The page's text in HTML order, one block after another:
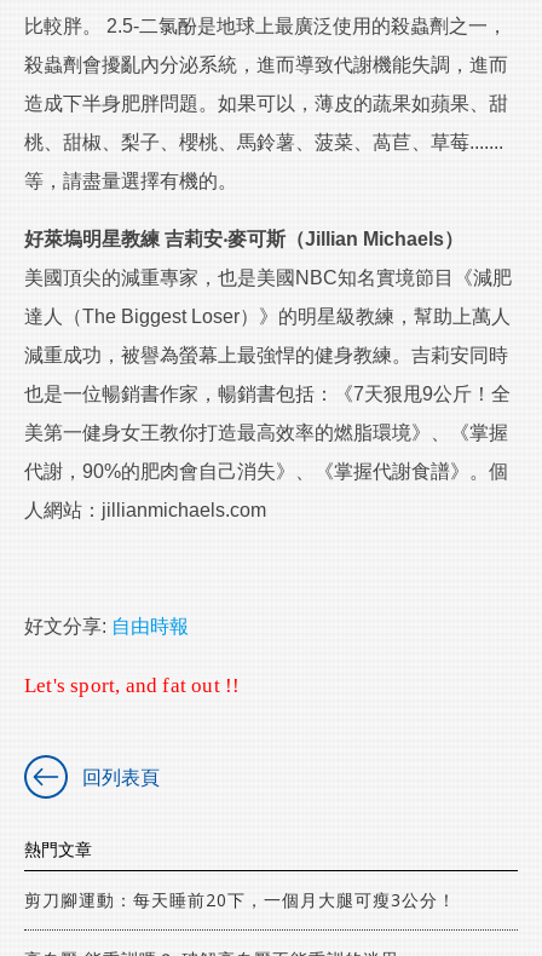
比較胖。 2.5-二氯酚是地球上最廣泛使用的殺蟲劑之一，
殺蟲劑會擾亂內分泌系統，進而導致代謝機能失調，進而
造成下半身肥胖問題。如果可以，薄皮的蔬果如蘋果、甜
桃、甜椒、梨子、櫻桃、馬鈴薯、菠菜、萵苣、草莓.......
等，請盡量選擇有機的。
好萊塢明星教練 吉莉安‧麥可斯（Jillian Michaels）
美國頂尖的減重專家，也是美國NBC知名實境節目《減肥
達人（The Biggest Loser）》的明星級教練，幫助上萬人
減重成功，被譽為螢幕上最強悍的健身教練。吉莉安同時
也是一位暢銷書作家，暢銷書包括：《7天狠甩9公斤！全
美第一健身女王教你打造最高效率的燃脂環境》、《掌握
代謝，90%的肥肉會自己消失》、《掌握代謝食譜》。個
人網站：jillianmichaels.com
好文分享: 自由時報
Let's sport, and fat out !!
回列表頁
熱門文章
剪刀腳運動：每天睡前20下，一個月大腿可瘦3公分！